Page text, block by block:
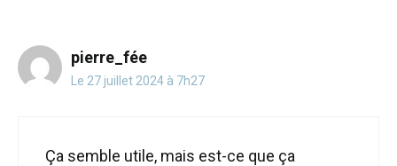
pierre_fée
Le 27 juillet 2024 à 7h27
Ça semble utile, mais est-ce que ça